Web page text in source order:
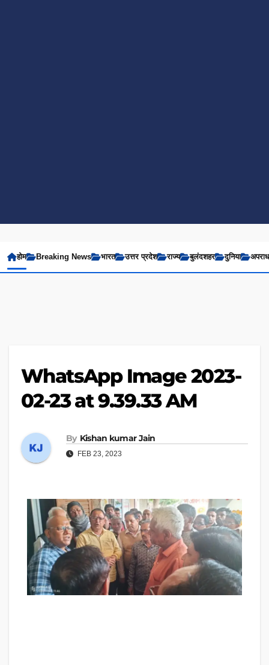
होम Breaking News भारत उत्तर प्रदेश राज्य बुलंदशहर दुनिया अपराध
WhatsApp Image 2023-
02-23 at 9.39.33 AM
By Kishan kumar Jain
FEB 23, 2023